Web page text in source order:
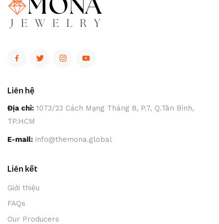
Liên hệ
Địa chỉ: 1073/23 Cách Mạng Tháng 8, P.7, Q.Tân Bình,
TP.HCM
E-mail: info@themona.global
Liên kết
Giới thiệu
FAQs
Our Producers